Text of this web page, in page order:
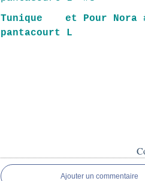
Tunique et
pantacourt L
Pour Nora
Ajouter un commentaire